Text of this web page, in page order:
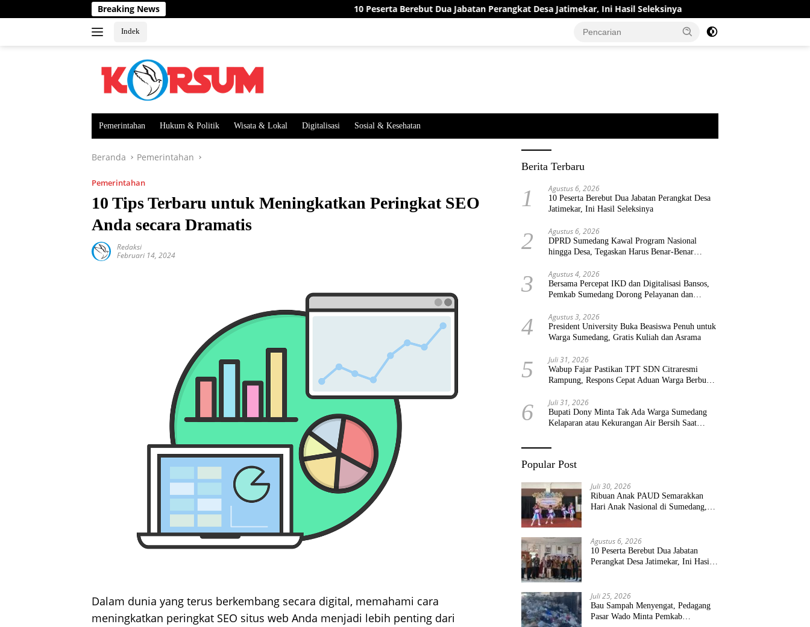
ke
Breaking News 10 Peserta Berebut Dua Jabatan Perangkat Desa Jatimekar, Ini Hasil Seleksinya DPRD Sumedang Kawal Program
Indek
Pemerintahan Hukum & Politik Wisata & Lokal Digitalisasi Sosial & Kesehatan
Beranda Pemerintahan
Pemerintahan
10 Tips Terbaru untuk Meningkatkan Peringkat SEO
Anda secara Dramatis
Redaksi
Februari 14, 2024
Dalam dunia yang terus berkembang secara digital, memahami cara
meningkatkan peringkat SEO situs web Anda menjadi lebih penting dari
Berita Terbaru
1 Agustus 6, 2026
10 Peserta Berebut Dua Jabatan Perangkat Desa
Jatimekar, Ini Hasil Seleksinya
2 Agustus 6, 2026
DPRD Sumedang Kawal Program Nasional
hingga Desa, Tegaskan Harus Benar-Benar
3 Agustus 4, 2026
Bersama Percepat IKD dan Digitalisasi Bansos,
Pemkab Sumedang Dorong Pelayanan dan
4 Agustus 3, 2026
President University Buka Beasiswa Penuh untuk
Warga Sumedang, Gratis Kuliah dan Asrama
5 Juli 31, 2026
Wabup Fajar Pastikan TPT SDN Citraresmi
Rampung, Respons Cepat Aduan Warga Berbuah
6 Juli 31, 2026
Bupati Dony Minta Tak Ada Warga Sumedang
Kelaparan atau Kekurangan Air Bersih Saat
Popular Post
Juli 30, 2026
Ribuan Anak PAUD Semarakkan
Hari Anak Nasional di Sumedang,
Agustus 6, 2026
10 Peserta Berebut Dua Jabatan
Perangkat Desa Jatimekar, Ini Hasil
Juli 25, 2026
Bau Sampah Menyengat, Pedagang
Pasar Wado Minta Pemkab